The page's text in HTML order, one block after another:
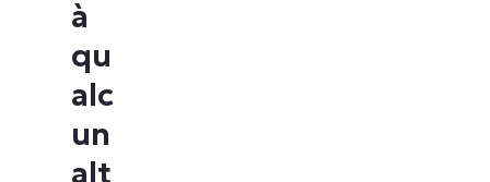
à
qu
alc
un
alt